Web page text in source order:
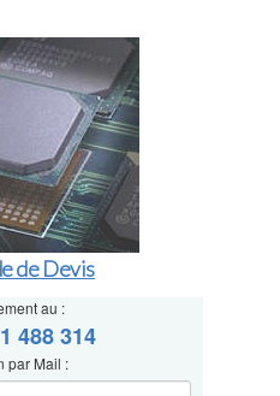
de Devis
au :
488 314
par Mail :